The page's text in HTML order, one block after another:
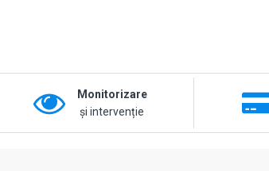
Monitorizare
și intervenție